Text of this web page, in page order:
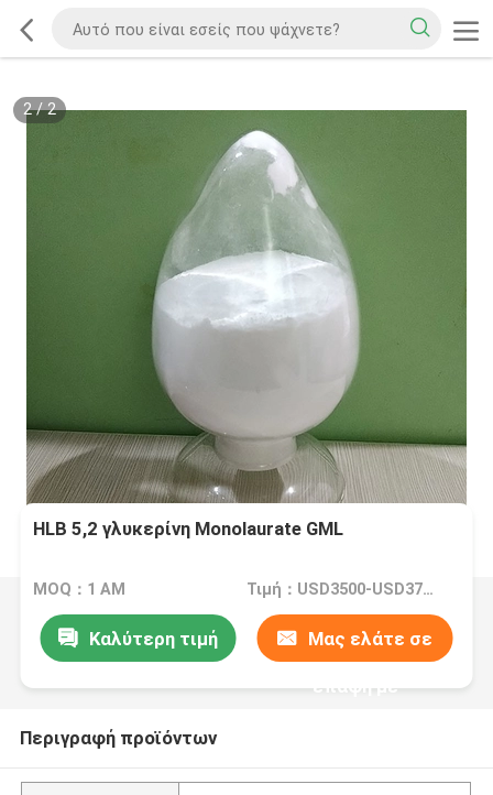
2/2
HLB 5,2 γλυκερίνη Monolaurate GML
MOQ：1 ΑΜ Τιμή：USD3500-USD3700 /Ton
Καλύτερη τιμή Μας ελάτε σε
επαφή με
Περιγραφή προϊόντων